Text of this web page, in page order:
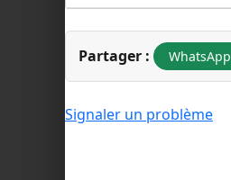
Partager : WhatsApp
Signaler un problème